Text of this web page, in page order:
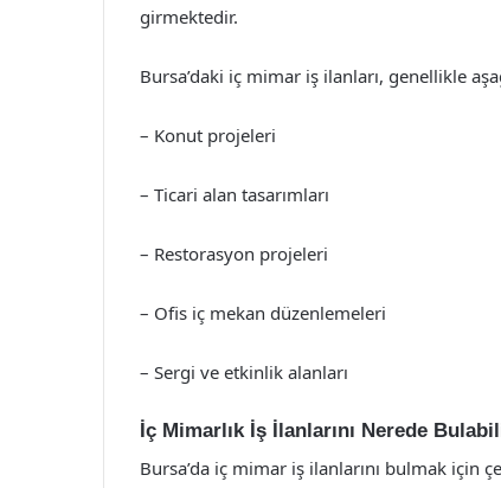
girmektedir.
Bursa’daki iç mimar iş ilanları, genellikle
– Konut projeleri
– Ticari alan tasarımları
– Restorasyon projeleri
– Ofis iç mekan düzenlemeleri
– Sergi ve etkinlik alanları
İç Mimarlık İş İlanlarını Nerede
Bursa’da iç mimar iş ilanlarını bulmak için